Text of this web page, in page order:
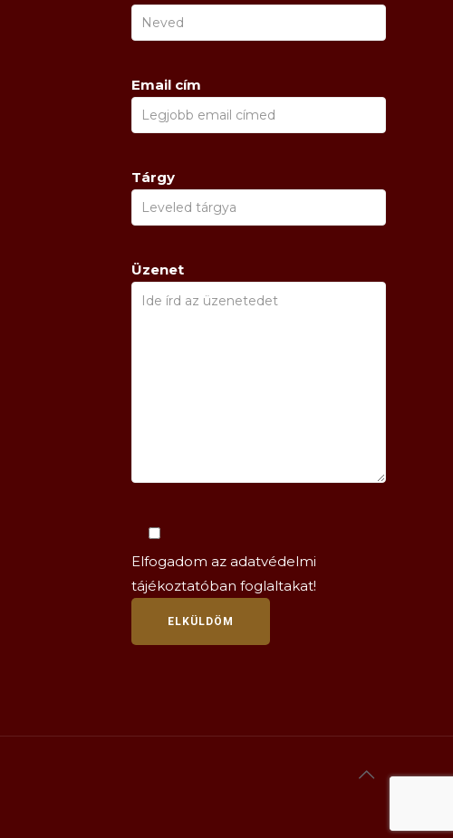
Email cím
Tárgy
Üzenet
Elfogadom az adatvédelmi
tájékoztatóban foglaltakat!